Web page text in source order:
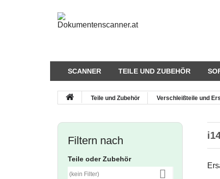
SCANNER TEILE UND ZUBEHÖR
Teile und Zubehör Verschleißteile und
Filtern nach
Teile oder Zubehör
(kein Filter) 